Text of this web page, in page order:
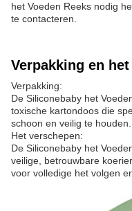
het Voeden Reeks nodig
te contacteren.
Verpakking en
Verpakking:
De Siliconebaby het
toxische kartondoos die
schoon en veilig te houden.
Het verschepen:
De Siliconebaby het
veilige, betrouwbare
voor volledige het volgen